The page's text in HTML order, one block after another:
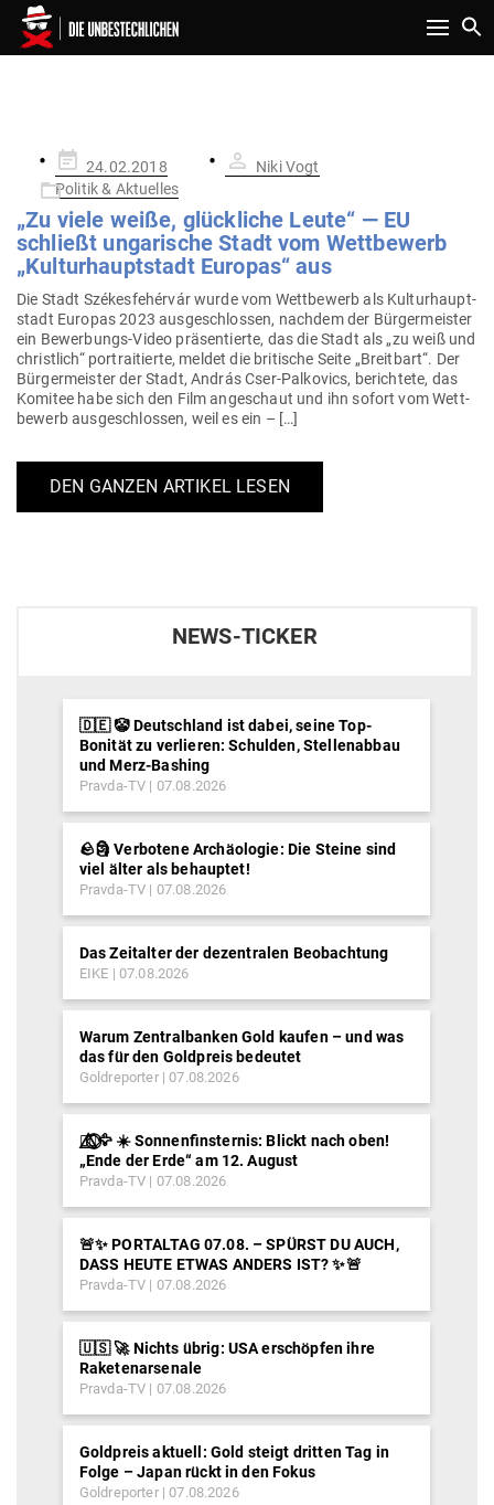
Toggle
SCHLAGWORT:
Gepostet
am
24.02.2018
Niki Vogt
Politik & Aktuelles
„Zu viele weiße, glück­liche Leute“ — EU
schließt unga­rische Stadt vom Wett­bewerb
„Kul­tur­haupt­stadt Europas“ aus
Die Stadt Szé­kes­fehérvár wurde vom Wett­bewerb als Kul­tur­haupt­
stadt Europas 2023 aus­ge­schlossen, nachdem der Bür­ger­meister
ein Bewer­­bungs-Video prä­sen­tierte, das die Stadt als „zu weiß und
christlich“ por­trai­tierte, meldet die bri­tische Seite „Breitbart“. Der
Bür­ger­meister der Stadt, András Cser-Pal­­kovics, berichtete, das
Komitee habe sich den Film ange­schaut und ihn sofort vom Wett­
bewerb aus­ge­schlossen, weil es ein – […]
DEN GANZEN ARTIKEL LESEN
NEWS-TICKER
🇩🇪 🤡 Deutschland ist dabei, seine Top-
Bonität zu verlieren: Schulden, Stellenabbau
und Merz-Bashing
Pravda-TV 07.08.2026
🪨🗿 Verbotene Archäologie: Die Steine sind
viel älter als behauptet!
Pravda-TV 07.08.2026
Das Zeitalter der dezentralen Beobachtung
EIKE 07.08.2026
Warum Zentralbanken Gold kaufen – und was
das für den Goldpreis bedeutet
Goldreporter 07.08.2026
🐦‍🔥⃤⃟⃝🦅 ☀️ Sonnenfinsternis: Blickt nach oben!
„Ende der Erde“ am 12. August
Pravda-TV 07.08.2026
🚨✨ PORTALTAG 07.08. – SPÜRST DU AUCH,
DASS HEUTE ETWAS ANDERS IST? ✨🚨
Pravda-TV 07.08.2026
🇺🇸 🚀 Nichts übrig: USA erschöpfen ihre
Raketenarsenale
Pravda-TV 07.08.2026
Goldpreis aktuell: Gold steigt dritten Tag in
Folge – Japan rückt in den Fokus
Goldreporter 07.08.2026